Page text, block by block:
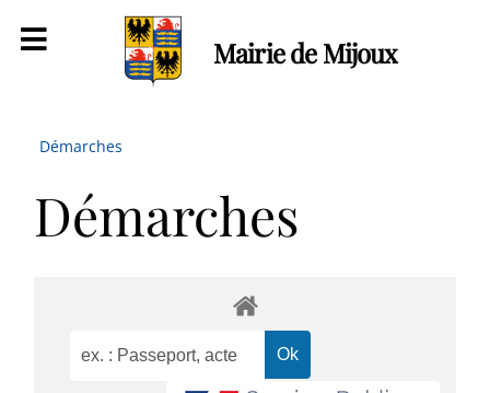
Mairie de Mijoux
Démarches
Démarches